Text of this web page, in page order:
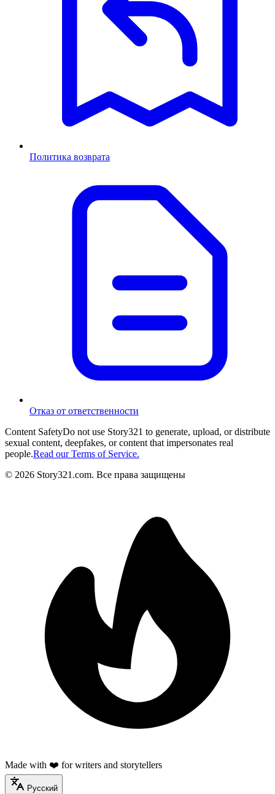
Политика возврата
Отказ от ответственности
Content SafetyDo not use Story321 to generate, upload, or distribute
sexual content, deepfakes, or content that impersonates real
people.Read our Terms of Service.
© 2026 Story321.com. Все права защищены
Made with ❤️ for writers and storytellers
Русский